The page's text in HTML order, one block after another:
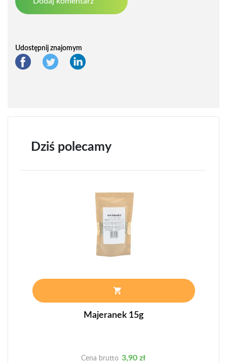
Dziś polecamy
Majeranek 15g
Cena brutto Cena
3,90 zł
Udostępnij znajomym